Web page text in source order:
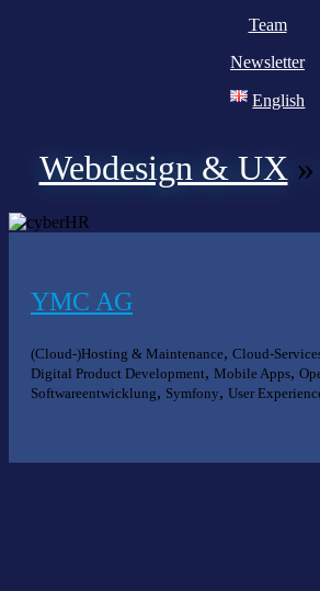
Team
Newsletter
English
Webdesign & UX »
YMC AG
(Cloud-)Hosting & Maintenance, Cloud-
Digital Product Development, Mobile Apps,
Softwareentwicklung, Symfony, User